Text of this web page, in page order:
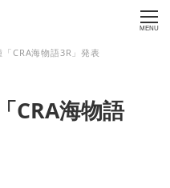
MENU
CRA海物語3R」発表
CRA海物語